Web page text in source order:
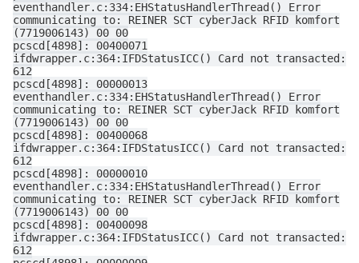
eventhandler.c:334:EHStatusHandlerThread() Error
communicating to: REINER SCT cyberJack RFID komfort
(7719006143) 00 00
pcscd[4898]: 00400071
ifdwrapper.c:364:IFDStatusICC() Card not transacted:
612
pcscd[4898]: 00000013
eventhandler.c:334:EHStatusHandlerThread() Error
communicating to: REINER SCT cyberJack RFID komfort
(7719006143) 00 00
pcscd[4898]: 00400068
ifdwrapper.c:364:IFDStatusICC() Card not transacted:
612
pcscd[4898]: 00000010
eventhandler.c:334:EHStatusHandlerThread() Error
communicating to: REINER SCT cyberJack RFID komfort
(7719006143) 00 00
pcscd[4898]: 00400098
ifdwrapper.c:364:IFDStatusICC() Card not transacted:
612